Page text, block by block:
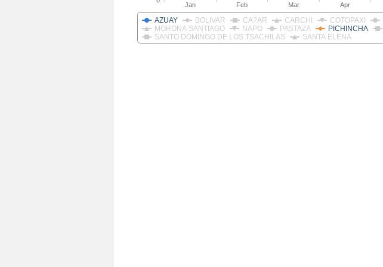
AZUAY BOLIVAR CA?AR CARCHI COTOPAXI
MORONA SANTIAGO
NAPO PASTAZA PICHINCHA
SANTO DOMINGO DE LOS TSACHILAS
SANTA ELENA
Jan Feb Mar Apr